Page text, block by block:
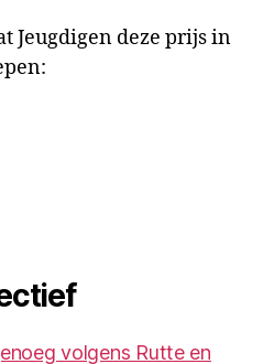
Jeugdigen deze prijs in
volgens Rutte en